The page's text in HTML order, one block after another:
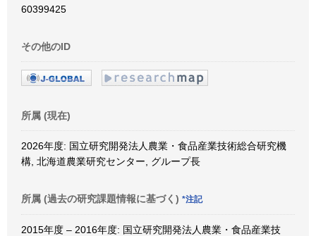
60399425
その他のID
所属 (現在)
2026年度: 国立研究開発法人農業・食品産業技術総合研究機
構, 北海道農業研究センター, グループ長
所属 (過去の研究課題情報に基づく) *注記
2015年度 – 2016年度: 国立研究開発法人農業・食品産業技